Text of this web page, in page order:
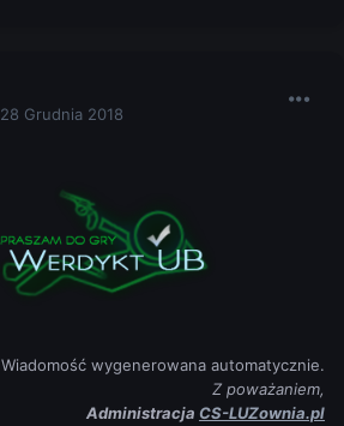
28 Grudnia 2018
Wiadomość wygenerowana automatycznie.
Z poważaniem,
Administracja CS-LUZownia.pl